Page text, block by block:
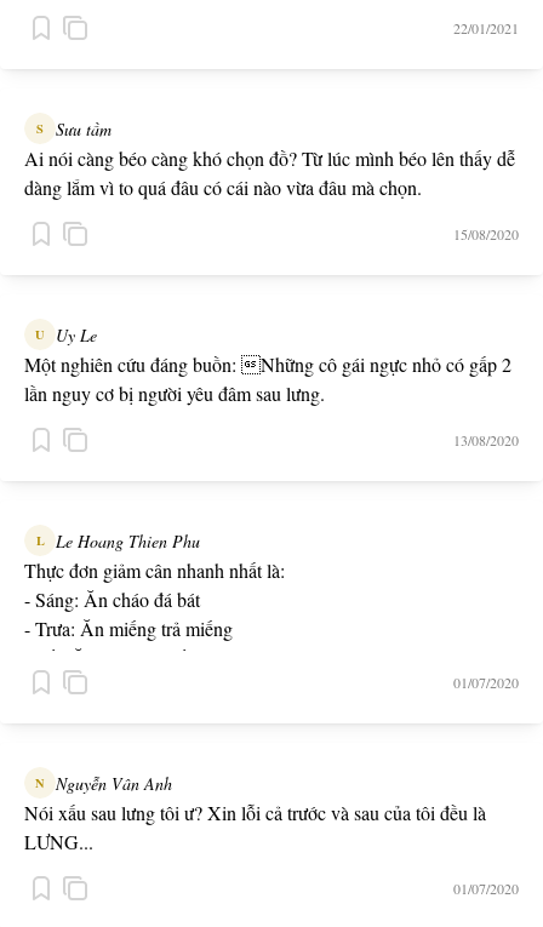
22/01/2021
S Sưu tầm
Ai nói càng béo càng khó chọn đồ? Từ lúc mình béo lên thấy dễ
dàng lắm vì to quá đâu có cái nào vừa đâu mà chọn.
15/08/2020
U Uy Le
Một nghiên cứu đáng buồn: Những cô gái ngực nhỏ có gấp 2
lần nguy cơ bị người yêu đâm sau lưng.
13/08/2020
L Le Hoang Thien Phu
Thực đơn giảm cân nhanh nhất là:
- Sáng: Ăn cháo đá bát
- Trưa: Ăn miếng trả miếng
- Tối: Ăn năn sám hối
01/07/2020
N Nguyễn Vân Anh
Nói xấu sau lưng tôi ư? Xin lỗi cả trước và sau của tôi đều là
LƯNG...
01/07/2020